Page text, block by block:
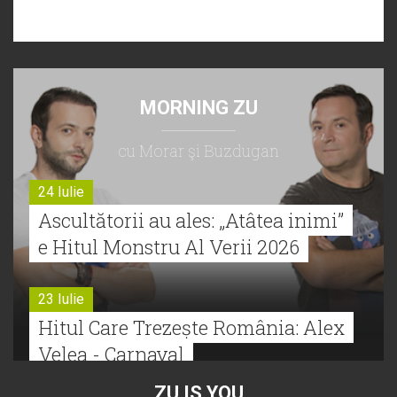
MORNING ZU
cu Morar şi Buzdugan
24 Iulie
Ascultătorii au ales: „Atâtea inimi”
e Hitul Monstru Al Verii 2026
23 Iulie
Hitul Care Trezește România: Alex
Velea - Carnaval